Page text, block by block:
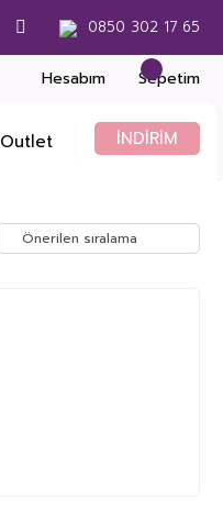
0850 302 17 65
Hesabım Sepetim
Outlet İNDİRİM